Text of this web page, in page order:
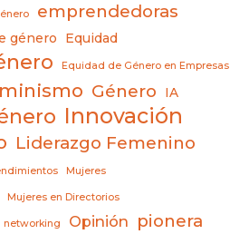
emprendedoras
género Equidad
Equidad de Género en Empresas
Género IA
Innovación
Liderazgo Femenino
Mujeres
Mujeres en Directorios
networking Opinión pionera